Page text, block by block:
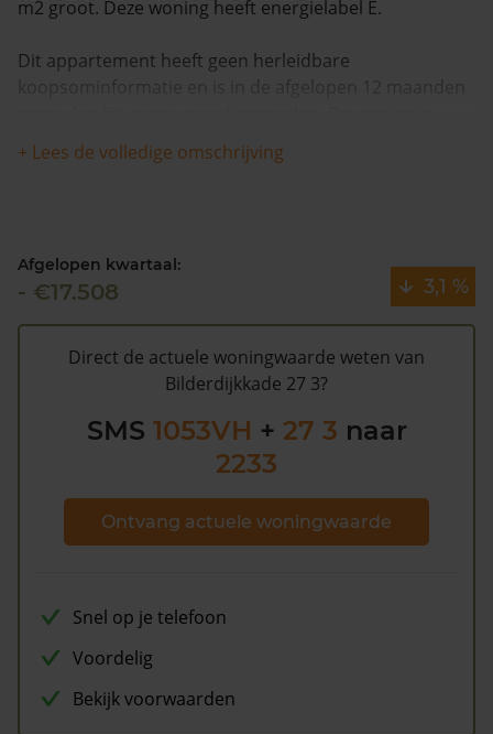
m2 groot. Deze woning heeft energielabel E.
Dit appartement heeft geen herleidbare
koopsominformatie en is in de afgelopen 12 maanden
sinds 1993 waarschijnlijk niet meer verkocht.
kunnen worden op de gemeentelijke belastingen. Met
hetgratis WOZ alarm
bent u elk jaar op de hoogte van
uw laatste WOZ waarde en kansen op besparing.
Schrijf uhier gratis in.
+ Lees de volledige omschrijving
Afgelopen kwartaal:
- €17.508 3,1 %
Direct de actuele woningwaarde weten van
Bilderdijkkade 27 3?
SMS 1053VH + 27 3 naar
2233
Ontvang actuele woningwaarde
Snel op je telefoon
Voordelig
Bekijk voorwaarden